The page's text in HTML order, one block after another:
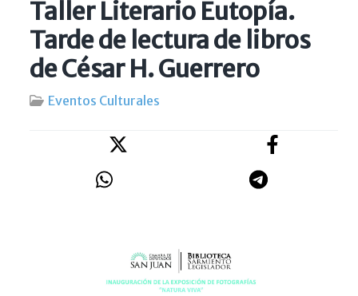
Taller Literario Eutopía.
Tarde de lectura de libros
de César H. Guerrero
Eventos Culturales